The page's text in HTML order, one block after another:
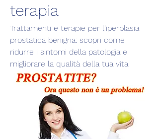
terapia
Trattamenti e terapie per l'iperplasia
prostatica benigna: scopri come
ridurre i sintomi della patologia e
migliorare la qualità della tua vita.